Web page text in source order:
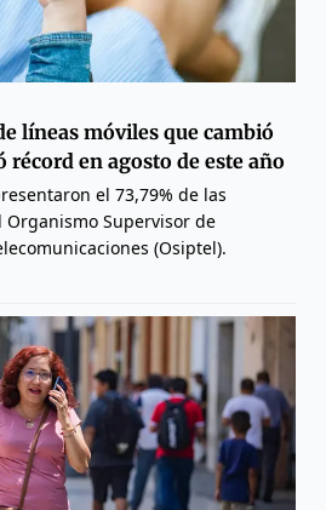
líneas móviles que cambió
récord en agosto de este año
el 73,79% de las
Supervisor de
(Osiptel).